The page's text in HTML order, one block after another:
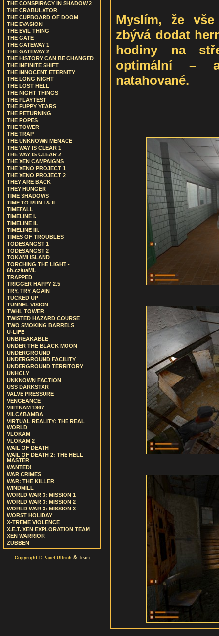
THE CONSPIRACY IN SHADOW 2
THE CRABULATOR
THE CUPBOARD OF DOOM
THE EVASION
THE EVIL THING
THE GATE
THE GATEWAY 1
THE GATEWAY 2
THE HISTORY CAN BE CHANGED
THE INFINITE SHIFT
THE INNOCENT ETERNITY
THE LONG NIGHT
THE LOST HELL
THE NIGHT THINGS
THE PLAYTEST
THE PUPPY YEARS
THE RETURNING
THE ROPES
THE TOWER
THE TRAP
THE UNKNOWN MENACE
THE WAY IS CLEAR 1
THE WAY IS CLEAR 2
THE XEN CAMPAIGNS
THE XENO PROJECT 1
THE XENO PROJECT 2
THEY ARE BACK
THEY HUNGER
TIME SHADOWS
TIME TO RUN I & II
TIMEFALL
TIMELINE I.
TIMELINE II.
TIMELINE III.
TIMES OF TROUBLES
TODESANGST 1
TODESANGST 2
TOKAMI ISLAND
TORCHING THE LIGHT -
6b.cz/uaML
TRAPPED
TRIGGER HAPPY 2.5
TRY, TRY AGAIN
TUCKED UP
TUNNEL VISION
TWHL TOWER
TWISTED HAZARD COURSE
TWO SMOKING BARRELS
U-LIFE
UNBREAKABLE
UNDER THE BLACK MOON
UNDERGROUND
UNDERGROUND FACILITY
UNDERGROUND TERRITORY
UNHOLY
UNKNOWN FACTION
USS DARKSTAR
VALVE PRESSURE
VENGEANCE
VIETNAM 1967
VILCABAMBA
VIRTUAL REALITY: THE REAL
WORLD
VLOKAM
VLOKAM 2
WAIL OF DEATH
WAIL OF DEATH 2: THE HELL
MASTER
WANTED!
WAR CRIMES
WAR: THE KILLER
WINDMILL
WORLD WAR 3: MISSION 1
WORLD WAR 3: MISSION 2
WORLD WAR 3: MISSION 3
WORST HOLIDAY
X-TREME VIOLENCE
X.E.T. XEN EXPLORATION TEAM
XEN WARRIOR
ZUBBEN
Copyright © Pavel Ullrich & Team
Myslím, že
zbývá dodat
hodiny na
optimální –
natahované.